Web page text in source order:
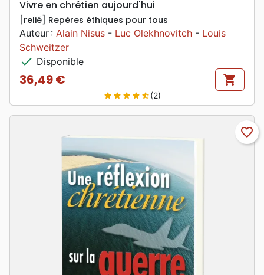
Vivre en chrétien aujourd'hui
[relié] Repères éthiques pour tous
Auteur : Alain Nisus - Luc Olekhnovitch - Louis
Schweitzer
check Disponible
Prix
36,49 € shopping_cart
star star star star star_half(2)
favorite_border